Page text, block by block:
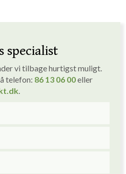
specialist
vi tilbage hurtigst muligt.
telefon: 86 13 06 00eller
​.